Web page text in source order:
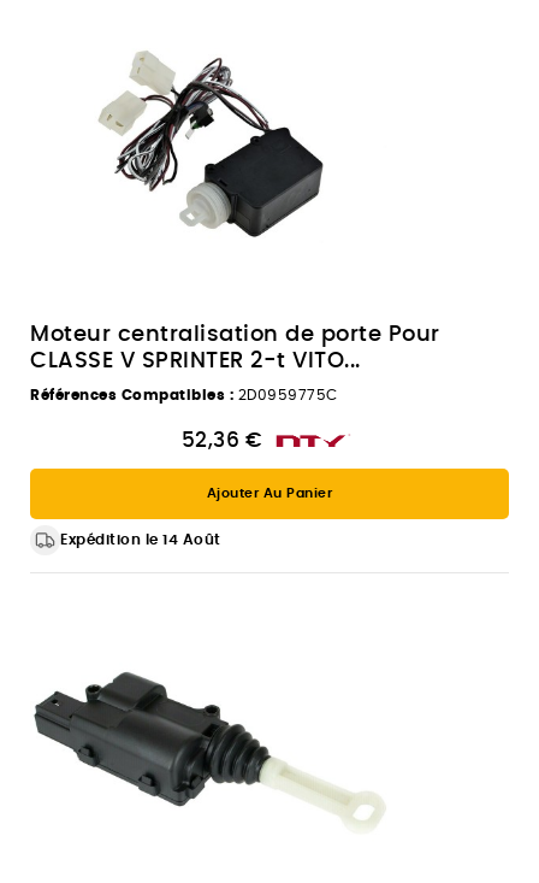
Moteur centralisation de porte Pour
CLASSE V SPRINTER 2-t VITO...
Références Compatibles : 2D0959775C
52,36 €
Ajouter Au Panier
Expédition le 14 Août